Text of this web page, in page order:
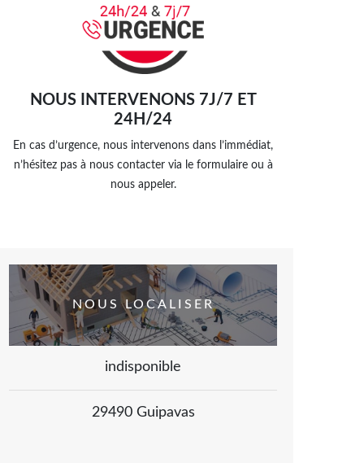
NOUS INTERVENONS 7J/7 ET
24H/24
En cas d’urgence, nous intervenons dans l’immédiat,
n’hésitez pas à nous contacter via le formulaire ou à
nous appeler.
NOUS LOCALISER
indisponible
29490 Guipavas